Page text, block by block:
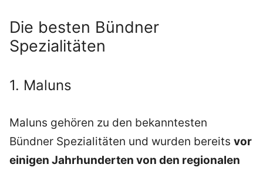
Die besten Bündner
Spezialitäten
1. Maluns
Maluns gehören zu den bekanntesten
Bündner Spezialitäten und wurden bereits vor
einigen Jahrhunderten von den regionalen